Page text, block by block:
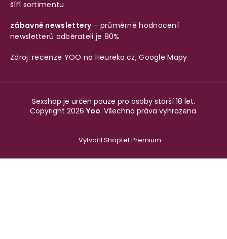
šíří sortimentu
zábavné newslettery- průměrné hodnocení
newsletterů odběrateli je 90%
Zdroj: recenze YOO na Heureka.cz,Google Mapy
Vytvořil Shoptet Premium
Sexshop je určen pouze pro osoby starší 18 let.
Copyright 2026 Yoo. Všechna práva vyhrazena.